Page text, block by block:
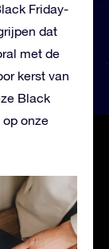
Friday-
dat
met de
kerst van
Black
onze